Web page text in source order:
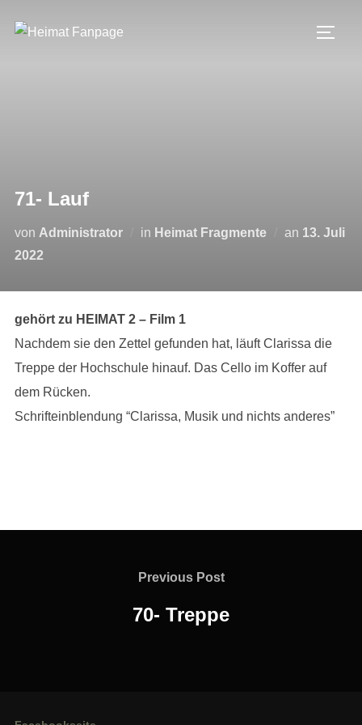
Inhalt
71- Lauf
von Administrator in Heimat Fragmente an 13. Juli
2022
gehört zu HEIMAT 2 – Film 1
Nachdem sie den Zettel gefunden hat, läuft Clarissa die
Treppe der Hochschule hinauf. Das Cello im Koffer auf
dem Rücken.
Schrifteinblendung “Clarissa, Musik und nichts anderes”
Previous
Previous Post
70- Treppe